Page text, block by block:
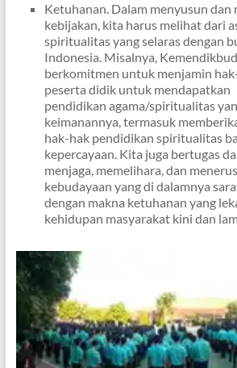
Ketuhanan. Dalam menyusun dan
kebijakan, kita harus melihat dari
spiritualitas yang selaras dengan
Indonesia. Misalnya,
berkomitmen untuk menjamin
peserta didik untuk mendapatkan
pendidikan agama/spiritualitas
keimanannya, termasuk
hak-hak pendidikan spiritualitas
kepercayaan. Kita juga bertugas
menjaga, memelihara, dan
kebudayaan yang di dalamnya
dengan makna ketuhanan yang
kehidupan masyarakat kini dan